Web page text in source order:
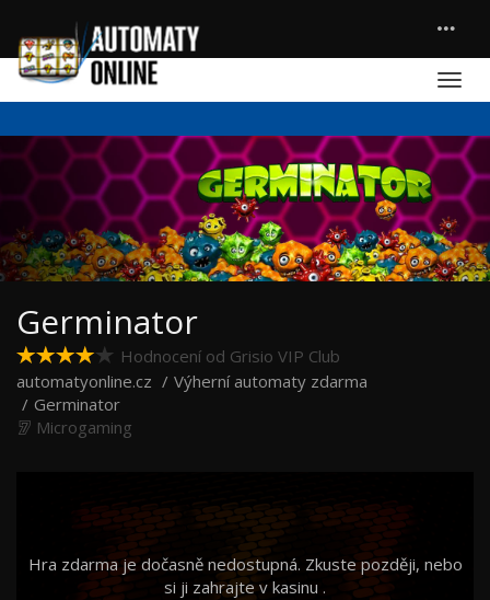
Germinator
Hodnocení od Grisio VIP Club
automatyonline.cz
Výherní automaty zdarma
Germinator
Microgaming
Hra zdarma je dočasně nedostupná. Zkuste později, nebo
si ji zahrajte v kasinu .